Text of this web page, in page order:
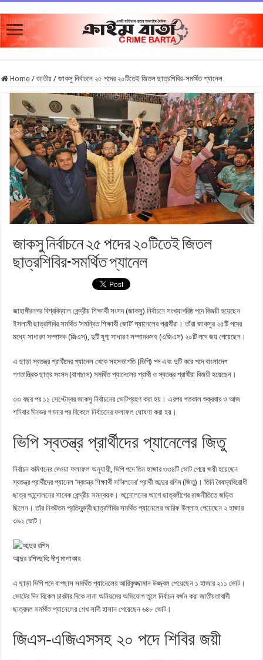
Home / জাতীয় / জাকসু নির্বাচনে ২৫ পদের ২০টিতেই জিতল ছাত্রশিবির-সমর্থিত প্যানেল
জাকসু নির্বাচনে ২৫ পদের ২০টিতেই জিতল
ছাত্রশিবির-সমর্থিত প্যানেল
জাহাঙ্গীরনগর বিশ্ববিদ্যাল কেন্দ্রীয় শিক্ষার্থী সংসদ (জাকসু) নির্বাচনে সংখ্যাগরিষ্ঠ পদে বিজয়ী হয়েছেন
ইসলামী ছাত্রশিবির সমর্থিত ‘সমন্বিত শিক্ষার্থী জোট’ প্যানেলের প্রার্থীরা। তাঁরা জাকসুর ২৫টি পদের
মধ্যে সাধারণ সম্পাদক (জিএস), দুটি যুগ্ম সাধারণ সম্পাদকসহ (এজিএস) ২০টি পদে জয় পেয়েছেন।
এ ছাড়া স্বতন্ত্র প্রার্থীদের প্যানেল থেকে সহসভাপতি (ভিপি) পদ এবং দুটি করে পদে বাংলাদেশ
গণতান্ত্রিক ছাত্র সংসদ (বাগছাস) সমর্থিত প্যানেলের প্রার্থী ও স্বতন্ত্র প্রার্থীরা বিজয়ী হয়েছেন।
৩৩ বছর পর ১১ সেপ্টেম্বর জাকসু নির্বাচনের ভোটগ্রহণ করা হয়। এরপর গতকাল শুক্রবার ও আজ
শনিবার দিনভর গণনার পর বিকেলে নির্বাচনের ফলাফল ঘোষণা করা হয়।
ভিপি স্বতন্ত্র প্রার্থীদের প্যানেলের জিতু
নির্বাচন কমিশনের দেওয়া ফলাফল অনুযায়ী, ভিপি পদে তিন হাজার ৩৩৪টি ভোট পেয়ে জয়ী হয়েছেন
স্বতন্ত্র প্রার্থীদের প্যানেল ‘স্বতন্ত্র শিক্ষার্থী সম্মিলনের’ প্রার্থী আব্দুর রশিদ (জিতু)। তিনি বৈষম্যবিরোধী
ছাত্র আন্দোলনের সাবেক কেন্দ্রীয় সমন্বয়ক। আন্দোলনের আগে ছাত্রলীগের রাজনীতিতে জড়িত
ছিলেন। তাঁর নিকটতম প্রতিদ্বন্দ্বী ছাত্রশিবির সমর্থিত প্যানেলের আরিফ উল্লাহ পেয়েছেন ২ হাজার
৩৯২ ভোট।
আব্দুর রশিদছবি: দীপু মালাকার
এ ছাড়া ভিপি পদে বাগছাস সমর্থিত প্যানেলের আরিফুজ্জামান উজ্জ্বল পেয়েছেন ১ হাজার ২১১ ভোট।
ভোটের দিন বিকেল চারটার দিকে নানা অনিয়মের অভিযোগ তুলে নির্বাচন বর্জন করা জাতীয়তাবাদী
ছাত্রদল সমর্থিত প্যানেলের শেখ সাদী হাসান পেয়েছেন ৬৪৮ ভোট।
জিএস-এজিএসসহ ২০ পদে শিবির জয়ী